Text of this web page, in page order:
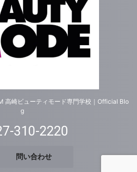
高崎ビューティモード専門学校｜Official Blo
g
310-2220
問い合わせ